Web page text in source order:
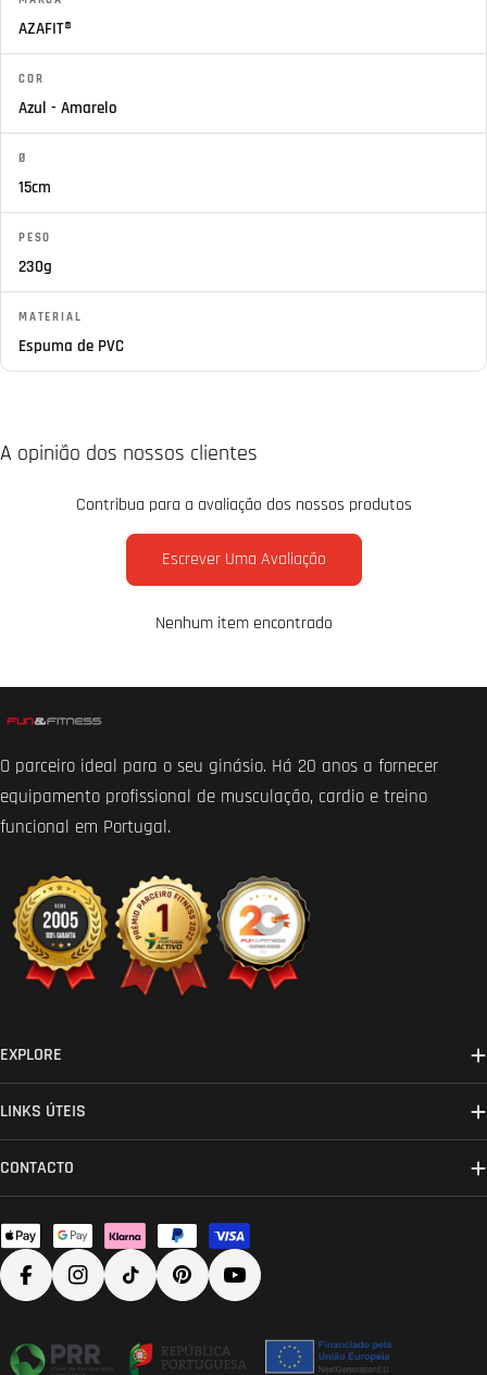
AZAFIT®
COR
Azul - Amarelo
Ø
15cm
PESO
230g
MATERIAL
Espuma de PVC
A opinião dos nossos clientes
Contribua para a avaliação dos nossos produtos
Escrever Uma Avaliação
Nenhum item encontrado
O parceiro ideal para o seu ginásio. Há 20 anos a fornecer
equipamento profissional de musculação, cardio e treino
funcional em Portugal.
EXPLORE
LINKS ÚTEIS
CONTACTO
Métodos
de
pagamento
FacebookInstagram
TikTokPinterestYouTube